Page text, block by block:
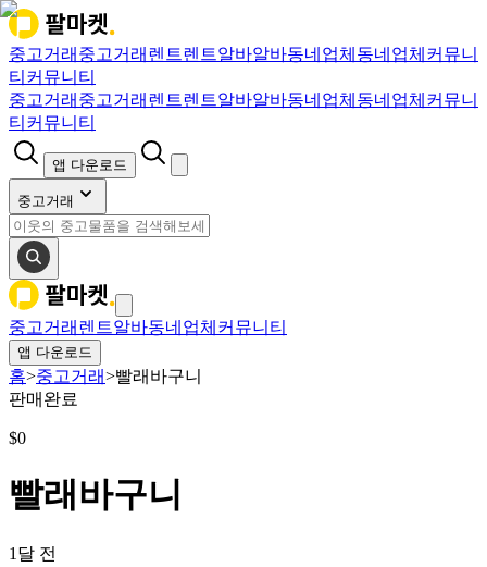
중고거래 중고거래 렌트렌트알바알바동네업체 동네업체 커뮤니
티 커뮤니티
중고거래 중고거래 렌트렌트알바알바동네업체 동네업체 커뮤니
티 커뮤니티
앱 다운로드
중고거래
중고거래 렌트알바동네업체 커뮤니티
앱 다운로드
홈>중고거래>빨래바구니
판매완료
$0
빨래바구니
1달 전